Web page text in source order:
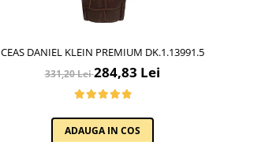
CEAS DANIEL KLEIN PREMIUM DK.1.13991.5
331,20 Lei284,83 Lei
ADAUGA IN COS